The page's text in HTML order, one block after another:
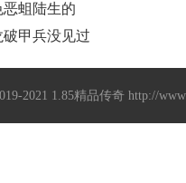
蛆陆生的
甲兵没见过
2021 1.85精品传奇 http://